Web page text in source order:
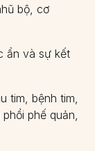
bộ, cơ
ẩn và sự kết
tim, bệnh tim,
phế quản,